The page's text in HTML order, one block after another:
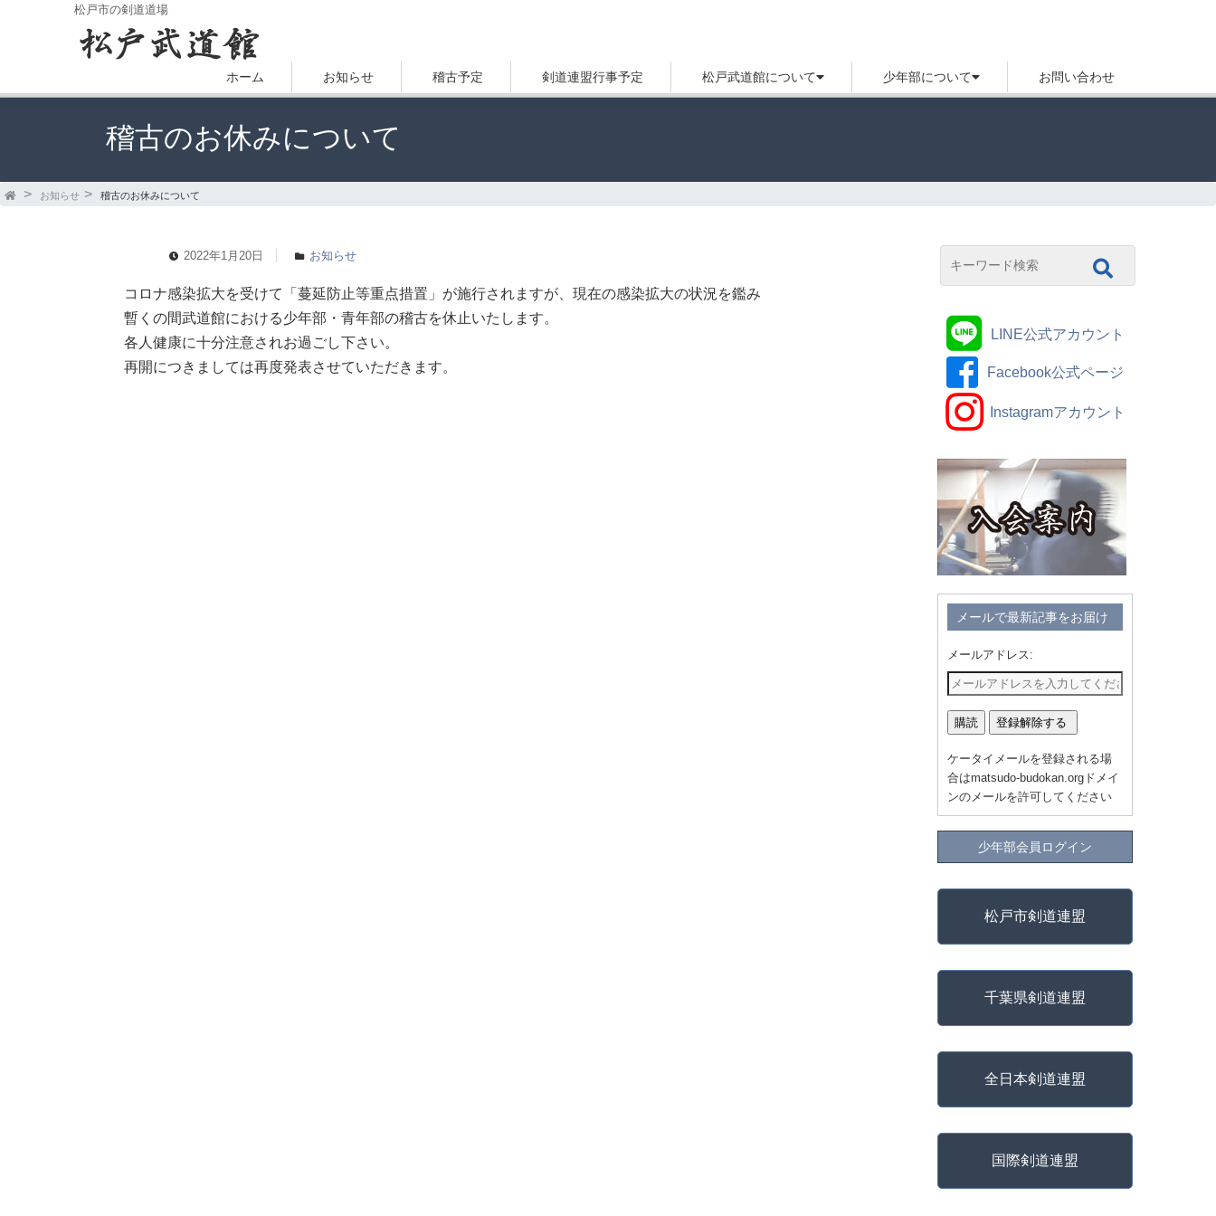
松戸市の剣道道場
ホーム お知らせ 稽古予定 剣道連盟行事予定 松戸武道館について 少年部について お問い合わせ
稽古のお休みについて
お知らせ 稽古のお休みについて
2022年1月20日 お知らせ
コロナ感染拡大を受けて「蔓延防止等重点措置」が施行されますが、現在の感染拡大の状況を鑑み
暫くの間武道館における少年部・青年部の稽古を休止いたします。
各人健康に十分注意されお過ごし下さい。
再開につきましては再度発表させていただきます。
LINE公式アカウント
Facebook公式ページ
Instagramアカウント
メールで最新記事をお届け
メールアドレス:
ケータイメールを登録される場
合はmatsudo-budokan.orgドメイ
ンのメールを許可してください
少年部会員ログイン
松戸市剣道連盟
千葉県剣道連盟
全日本剣道連盟
国際剣道連盟